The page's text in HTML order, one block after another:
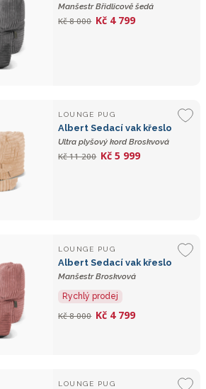
Manšestr Břidlicově šedá
Kč 8 000 Kč 4 799
LOUNGE PUG
Albert Sedací vak křeslo
Ultra plyšový kord Broskvová
Kč 11 200 Kč 5 999
LOUNGE PUG
Albert Sedací vak křeslo
Manšestr Broskvová
Rychlý prodej
Kč 8 000 Kč 4 799
LOUNGE PUG